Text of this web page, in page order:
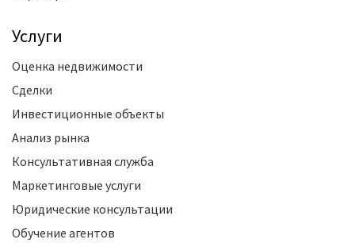
Услуги
Оценка недвижимости
Сделки
Инвестиционные объекты
Анализ рынка
Консультативная служба
Маркетинговые услуги
Юридические консультации
Обучение агентов